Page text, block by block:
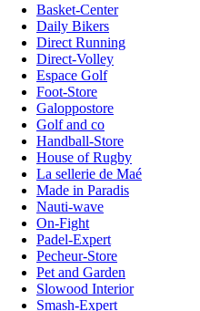
Basket-Center
Daily Bikers
Direct Running
Direct-Volley
Espace Golf
Foot-Store
Galoppostore
Golf and co
Handball-Store
House of Rugby
La sellerie de Maé
Made in Paradis
Nauti-wave
On-Fight
Padel-Expert
Pecheur-Store
Pet and Garden
Slowood Interior
Smash-Expert